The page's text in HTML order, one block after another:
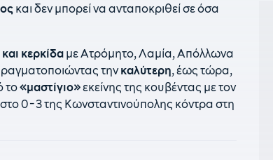
και δεν μπορεί να ανταποκριθεί σε όσα
κερκίδα με Ατρόμητο, Λαμία, Απόλλωνα
τηνκαλύτερη, έως τώρα,
το«μαστίγιο»εκείνης της κουβέντας με τον
0-3 της Κωνσταντινούπολης κόντρα στη